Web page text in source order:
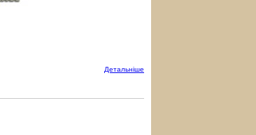
Детальнiше